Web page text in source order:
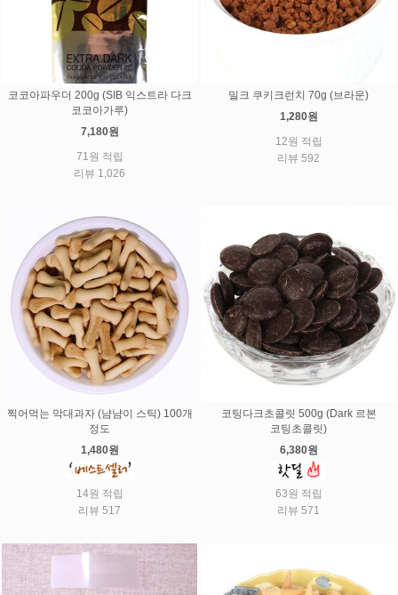
코코아파우더 200g (SIB 익스트라 다크
코코아가루)
7,180원
71원 적립
리뷰 1,026
밀크 쿠키크런치 70g (브라운)
1,280원
12원 적립
리뷰 592
찍어먹는 막대과자 (냠냠이 스틱) 100개
정도
1,480원
14원 적립
리뷰 517
코팅다크초콜릿 500g (Dark 르본
코팅초콜릿)
6,380원
63원 적립
리뷰 571